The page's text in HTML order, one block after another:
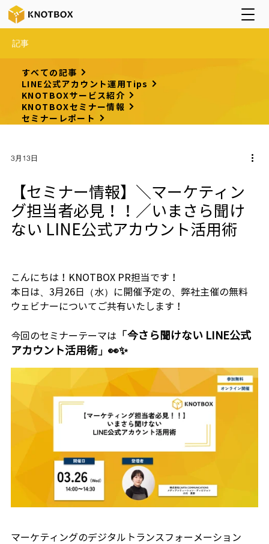
記事
すべての記事
LINE公式アカウント運用Tips
KNOTBOXサービス紹介
KNOTBOXセミナー情報
セミナーレポート
3月13日
【セミナー情報】＼マーケティン
グ担当者必見！！／いまさら聞け
ない LINE公式アカウント活用術
こんにちは！KNOTBOX PR担当です！
本日は、3月26日（水）に開催予定の、 弊社主催の無料
ウェビナーについてご共有いたします！
今回のセミナーテーマは 「今さら聞けない LINE公式
アカウント活用術」👀✨
マーケティングのデジタルトランスフォーメーション